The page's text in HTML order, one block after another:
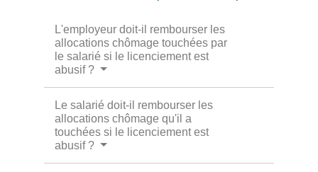
L'employeur doit-il rembourser les
allocations chômage touchées par
le salarié si le licenciement est
abusif ?
Le salarié doit-il rembourser les
allocations chômage qu'il a
touchées si le licenciement est
abusif ?